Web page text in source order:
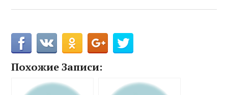
Похожие Записи: